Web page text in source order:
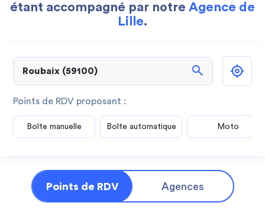
étant accompagné par notre Agence de
Lille.
search
Points de RDV proposant :
Boîte manuelle Boîte automatique Moto
Points de RDV Agences